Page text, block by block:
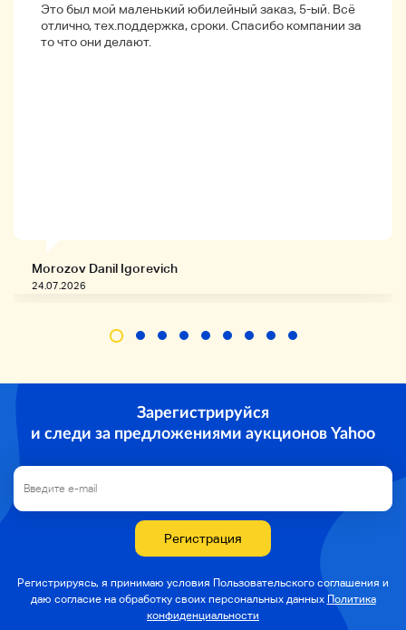
Это был мой маленький юбилейный заказ, 5-ый. Всё
отлично, тех.поддержка, сроки. Спасибо компании за
то что они делают.
Morozov Danil Igorevich
24.07.2026
Зарегистрируйся
и следи за предложениями аукционов Yahoo
Регистрация
Регистрируясь, я принимаю условия Пользовательского соглашения и
даю согласие на обработку своих персональных данных Политика
конфиденциальности